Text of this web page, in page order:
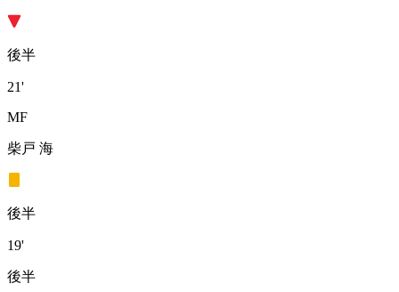
後半
21'
MF
柴戸 海
後半
19'
後半